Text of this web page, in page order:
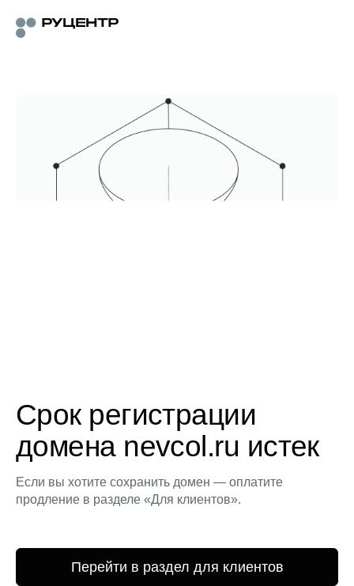
Срок регистрации
домена nevcol.ru истек
Если вы хотите сохранить домен — оплатите
продление в разделе «Для клиентов».
Перейти в раздел для клиентов